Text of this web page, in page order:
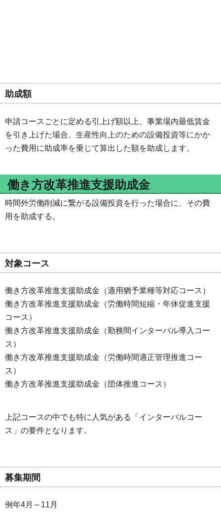
助成額
申請コースごとに定める引上げ額以上、事業場内最低賃金
を引き上げた場合、生産性向上のための設備投資等にかか
った費用に助成率を乗じて算出した額を助成します。
働き方改革推進支援助成金
時間外労働削減に繋がる設備投資を行った場合に、その費
用を助成する。
対象コース
働き方改革推進支援助成金（適用猶予業種等対応コース）
働き方改革推進支援助成金（労働時間短縮・年休促進支援
コース）
働き方改革推進支援助成金（勤務間インターバル導入コー
ス）
働き方改革推進支援助成金（労働時間適正管理推進コー
ス）
働き方改革推進支援助成金（団体推進コース）
上記コースの中でも特に人気がある「インターバルコー
ス」の要件となります。
募集期間
例年4月～11月